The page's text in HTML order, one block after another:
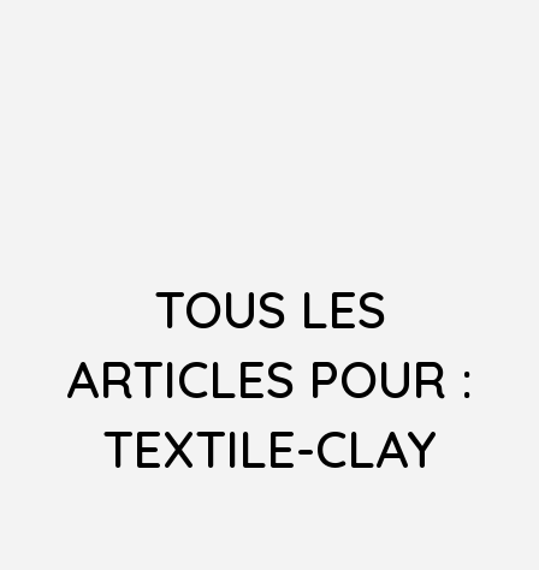
TOUS LES
ARTICLES POUR :
TEXTILE-CLAY